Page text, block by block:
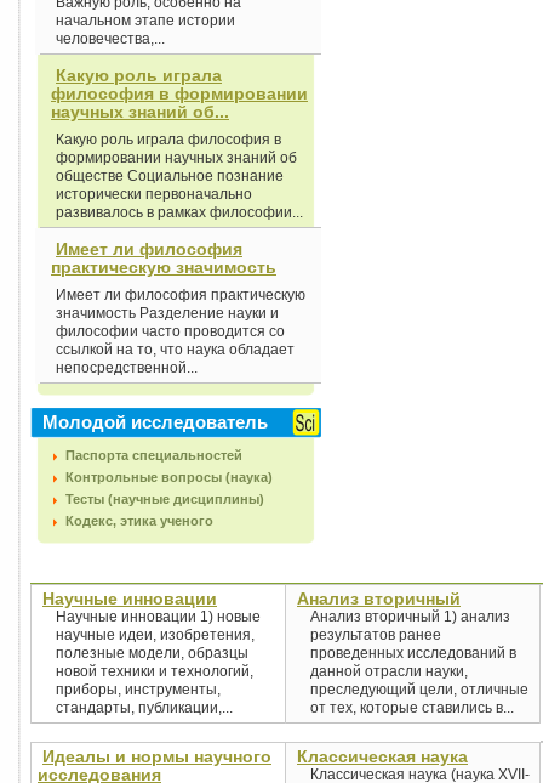
начальном этапе истории
человечества,...
Какую роль играла
философия в формировании
научных знаний об...
Какую роль играла философия в
формировании научных знаний об
обществе Социальное познание
исторически первоначально
развивалось в рамках философии...
Имеет ли философия
практическую значимость
Имеет ли философия практическую
значимость Разделение науки и
философии часто проводится со
ссылкой на то, что наука обладает
непосредственной...
Молодой исследователь
Паспорта специальностей
Контрольные вопросы (наука)
Тесты (научные дисциплины)
Кодекс, этика ученого
Научные инновации
Научные инновации 1) новые
научные идеи, изобретения,
полезные модели, образцы
новой техники и технологий,
приборы, инструменты,
стандарты, публикации,...
Анализ вторичный
Анализ вторичный 1) анализ
результатов ранее
проведенных исследований в
данной отрасли науки,
преследующий цели, отличные
от тех, которые ставились в...
Идеалы и нормы научного
исследования
Классическая наука
Классическая наука (наука XVII-